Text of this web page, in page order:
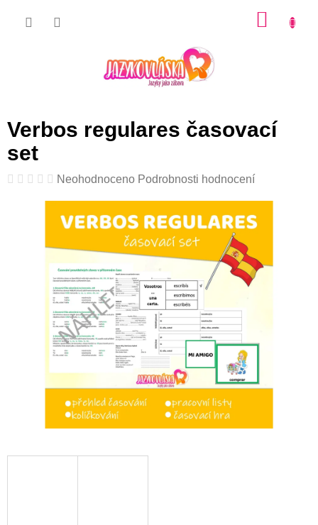
Verbos regulares časovací
set
Průměrné
produktu
0,0
5
hvězdiček.
Neohodnoceno Podrobnosti hodnocení